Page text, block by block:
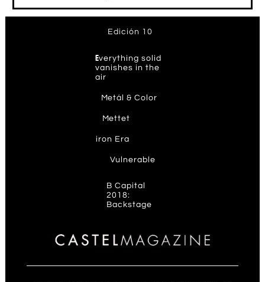
Edición 10
Everything solid
vanishes in the
air
Metál & Color
Mettet
iron Era
Vulnerable
B Capital
2018:
Backstage